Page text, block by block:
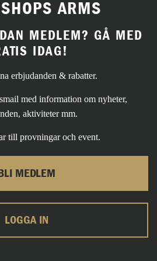
ARMS
MEDLEM? GÅ MED
IDAG!
erbjudanden & rabatter.
med information om nyheter,
aktiviteter mm.
till provningar och event.
BLI MEDLEM
LOGGA IN